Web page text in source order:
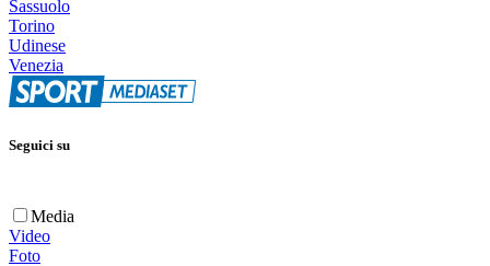
Sassuolo
Torino
Udinese
Venezia
Seguici su
Media
Video
Foto